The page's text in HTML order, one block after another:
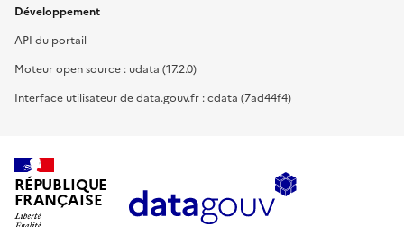
Développement
API du portail
Moteur open source : udata (17.2.0)
Interface utilisateur de data.gouv.fr : cdata (7ad44f4)
RÉPUBLIQUE
FRANÇAISE